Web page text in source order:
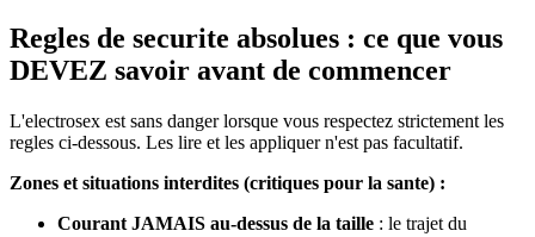
Regles de securite absolues : ce que vous
DEVEZ savoir avant de commencer
L'electrosex est sans danger lorsque vous respectez strictement les
regles ci-dessous. Les lire et les appliquer n'est pas facultatif.
Zones et situations interdites (critiques pour la sante) :
Courant JAMAIS au-dessus de la taille : le trajet du